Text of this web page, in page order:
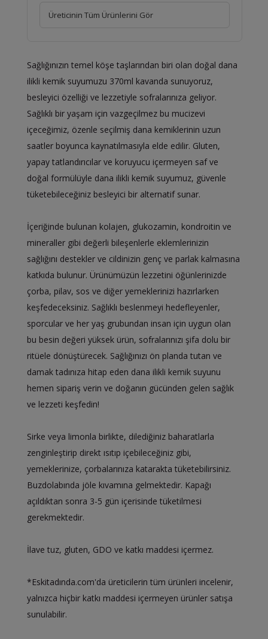
Üreticinin Tüm Ürünlerini Gör
Sağlığınızın temel köşe taşlarından biri olan doğal dana
ilikli kemik suyumuzu 370ml kavanda sunuyoruz,
besleyici özelliği ve lezzetiyle sofralarınıza geliyor.
Sağlıklı bir yaşam için vazgeçilmez bu mucizevi
içeceğimiz, özenle seçilmiş dana kemiklerinin uzun
saatler boyunca kaynatılmasıyla elde edilir. Gluten,
yapay tatlandırıcılar ve koruyucu içermeyen saf ve
doğal formülüyle dana ilikli kemik suyumuz, güvenle
tüketebileceğiniz besleyici bir alternatif sunar.
İçeriğinde bulunan kolajen, glukozamin, kondroitin ve
mineraller gibi değerli bileşenlerle eklemlerinizin
sağlığını destekler ve cildinizin genç ve parlak kalmasına
katkıda bulunur. Ürünümüzün lezzetini öğünlerinizde
çorba, pilav, sos ve diğer yemeklerinizi hazırlarken
keşfedeceksiniz. Sağlıklı beslenmeyi hedefleyenler,
sporcular ve her yaş grubundan insan için uygun olan
bu besin değeri yüksek ürün, sofralarınızı şifa dolu bir
ritüele dönüştürecek. Sağlığınızı ön planda tutan ve
damak tadınıza hitap eden dana ilikli kemik suyunu
hemen sipariş verin ve doğanın gücünden gelen sağlık
ve lezzeti keşfedin!
Sirke veya limonla birlikte, dilediğiniz baharatlarla
zenginleştirip direkt ısıtıp içebileceğiniz gibi,
yemeklerinize, çorbalarınıza katarakta tüketebilirsiniz.
Buzdolabında jöle kıvamına gelmektedir. Kapağı
açıldıktan sonra 3-5 gün içerisinde tüketilmesi
gerekmektedir.
İlave tuz, gluten, GDO ve katkı maddesi içermez.
*Eskitadında.com'da üreticilerin tüm ürünleri incelenir,
yalnızca hiçbir katkı maddesi içermeyen ürünler satışa
sunulabilir.